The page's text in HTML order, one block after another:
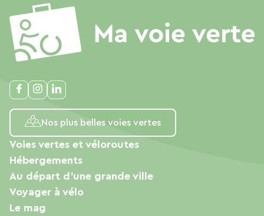
Nos plus belles voies vertes
Voies vertes et véloroutes
Hébergements
Au départ d'une grande ville
Voyager à vélo
Le mag